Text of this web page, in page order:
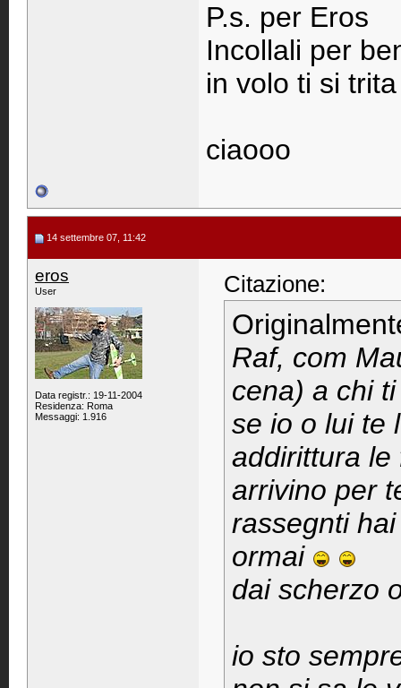
P.s. per Eros
Incollali per
in volo ti si
ciaooo
14 settembre 07, 11:42
eros
User
Data registr.: 19-11-2004
Residenza: Roma
Messaggi: 1.916
Citazione:
Raf, com
cena) a chi
se io o lui te
addirittura le
arrivino per
rassegnti
ormai
dai scherzo
io sto